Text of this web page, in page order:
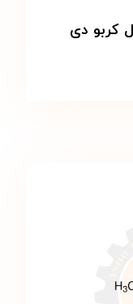
کربو دی